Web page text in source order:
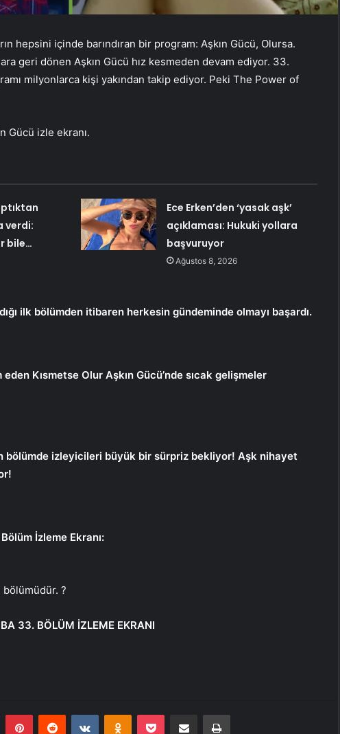
hepsini içinde barındıran bir program: Aşkın Gücü, Olursa.
geri dönen Aşkın Gücü hız kesmeden devam ediyor. 33.
milyonlarca kişi yakından takip ediyor. Peki The Power of
Gücü izle ekranı.
verdi:
bile…
Ece Erken’den ‘yasak aşk’
açıklaması: Hukuki yollara
başvuruyor
Ağustos 8, 2026
ilk bölümden itibaren herkesin gündeminde olmayı başardı.
Kısmetse Olur Aşkın Gücü’nde sıcak gelişmeler
bölümde izleyicileri büyük bir sürpriz bekliyor! Aşk nihayet
İzleme Ekranı:
bölümüdür. ?
33. BÖLÜM İZLEME EKRANI
Tumblr PinterestReddit VKontakteOdnoklassniki
Pocket E-Posta ile paylaş Yazdır